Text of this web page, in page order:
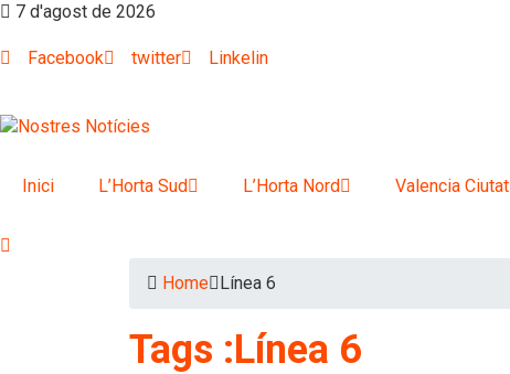
7 d'agost de 2026
Facebook twitter Linkelin
Inici L’Horta Sud L’Horta Nord Valencia Ciutat
Home Línea 6
Tags :Línea 6